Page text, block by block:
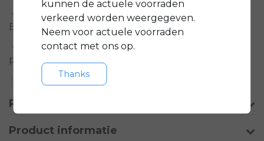
Gratis rijklare
bezorging in regio groot
Eindhoven
Meer informatie?Neem contact op over dit
product
Toevoegen aan vergelijking
Productomschrijving
Product informatie
kunnen de actuele voorraden
verkeerd worden weergegeven.
Neem voor actuele voorraden
contact met ons op.
Thanks